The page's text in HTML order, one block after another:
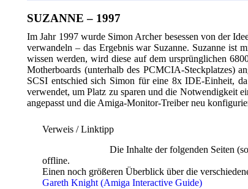
SUZANNE – 1997
Im Jahr 1997 wurde Simon Archer besessen von der
verwandeln – das Ergebnis war Suzanne. Suzanne
wissen werden, wird diese auf dem ursprünglichen
Motherboards (unterhalb des PCMCIA-Steckplatzes)
SCSI entschied sich Simon für eine 8x IDE-Einheit,
verwendet, um Platz zu sparen und die Notwendigkeit
angepasst und die Amiga-Monitor-Treiber neu
Verweis / Linktipp
Die Inhalte der folgenden Seiten
offline.
Einen noch größeren Überblick über die
Gareth Knight (Amiga Interactive Guide)